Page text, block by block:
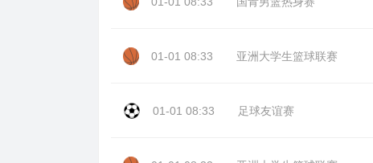
01-01 08:33 亚洲大学生篮球联赛
01-01 08:33 足球友谊赛